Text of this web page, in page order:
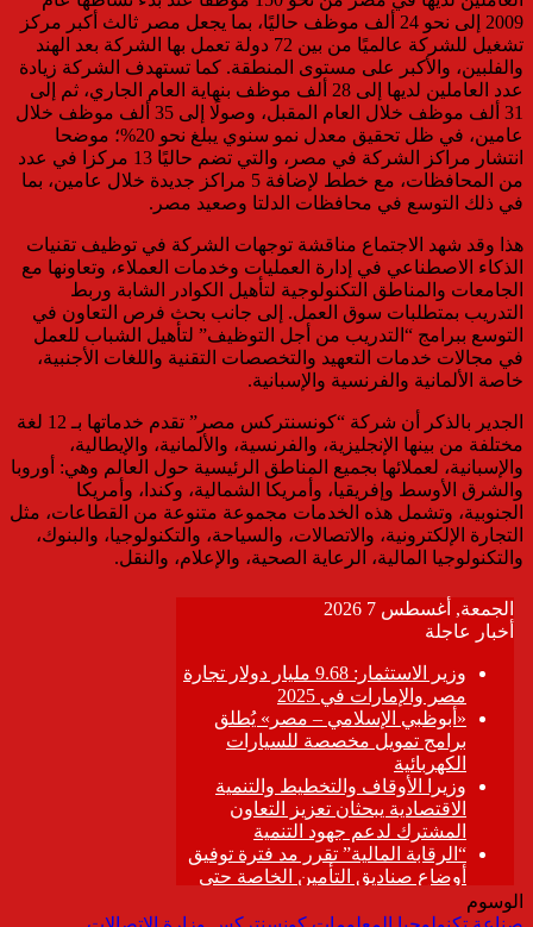
2009 إلى نحو 24 ألف موظف حاليًا، بما يجعل مصر ثالث أكبر مركز
تشغيل للشركة عالميًا من بين 72 دولة تعمل بها الشركة بعد الهند
والفلبين، والأكبر على مستوى المنطقة. كما تستهدف الشركة زيادة
عدد العاملين لديها إلى 28 ألف موظف بنهاية العام الجاري، ثم إلى
31 ألف موظف خلال العام المقبل، وصولًا إلى 35 ألف موظف خلال
عامين، في ظل تحقيق معدل نمو سنوي يبلغ نحو 20%؛ موضحا
انتشار مراكز الشركة في مصر، والتي تضم حاليًا 13 مركزا في عدد
من المحافظات، مع خطط لإضافة 5 مراكز جديدة خلال عامين، بما
في ذلك التوسع في محافظات الدلتا وصعيد مصر.
هذا وقد شهد الاجتماع مناقشة توجهات الشركة في توظيف تقنيات
الذكاء الاصطناعي في إدارة العمليات وخدمات العملاء، وتعاونها مع
الجامعات والمناطق التكنولوجية لتأهيل الكوادر الشابة وربط
التدريب بمتطلبات سوق العمل. إلى جانب بحث فرص التعاون في
التوسع ببرامج “التدريب من أجل التوظيف” لتأهيل الشباب للعمل
في مجالات خدمات التعهيد والتخصصات التقنية واللغات الأجنبية،
خاصة الألمانية والفرنسية والإسبانية.
الجدير بالذكر أن شركة “كونسنتركس مصر” تقدم خدماتها بـ 12 لغة
مختلفة من بينها الإنجليزية، والفرنسية، والألمانية، والإيطالية،
والإسبانية، لعملائها بجميع المناطق الرئيسية حول العالم وهي: أوروبا
والشرق الأوسط وإفريقيا، وأمريكا الشمالية، وكندا، وأمريكا
الجنوبية، وتشمل هذه الخدمات مجموعة متنوعة من القطاعات، مثل
التجارة الإلكترونية، والاتصالات، والسياحة، والتكنولوجيا، والبنوك،
والتكنولوجيا المالية، الرعاية الصحية، والإعلام، والنقل.
الوسوم